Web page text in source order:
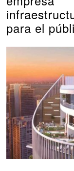
para el